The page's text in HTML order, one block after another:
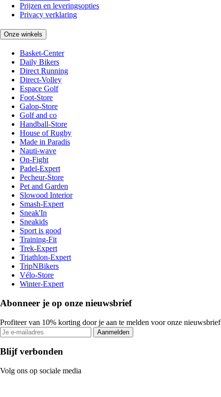
Prijzen en leveringsopties
Privacy verklaring
Onze winkels
Basket-Center
Daily Bikers
Direct Running
Direct-Volley
Espace Golf
Foot-Store
Galop-Store
Golf and co
Handball-Store
House of Rugby
Made in Paradis
Nauti-wave
On-Fight
Padel-Expert
Pecheur-Store
Pet and Garden
Slowood Interior
Smash-Expert
Sneak'In
Sneakids
Sport is good
Training-Fit
Trek-Expert
Triathlon-Expert
TripNBikers
Vélo-Store
Winter-Expert
Abonneer je op onze nieuwsbrief
Profiteer van 10% korting door je aan te melden voor onze nieuwsbrief
Aanmelden
Blijf verbonden
Volg ons op sociale media